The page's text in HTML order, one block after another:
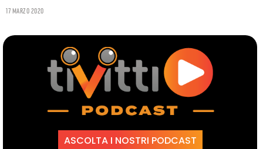
17 Marzo 2020
ASCOLTA I NOSTRI PODCAST